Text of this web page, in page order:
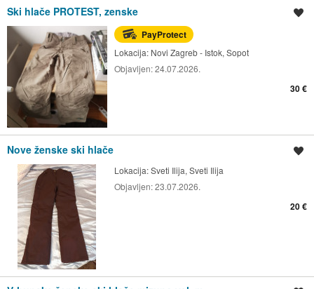
Ski hlače PROTEST, zenske
PayProtect
Lokacija: Novi Zagreb - Istok, Sopot
Objavljen:24.07.2026.
30 €
Nove ženske ski hlače
Lokacija:Sveti Ilija, Sveti Ilija
Objavljen:23.07.2026.
20 €